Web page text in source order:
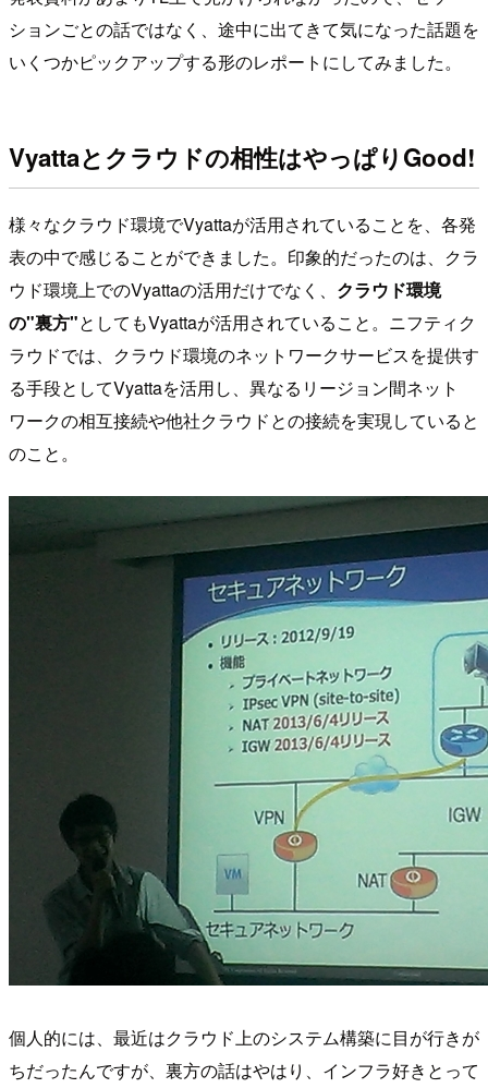
ションごとの話ではなく、途中に出てきて気になった話題を
いくつかピックアップする形のレポートにしてみました。
Vyattaとクラウドの相性はやっぱりGood!
様々なクラウド環境でVyattaが活用されていることを、各発
表の中で感じることができました。印象的だったのは、クラ
ウド環境上でのVyattaの活用だけでなく、 クラウド環境
の"裏方"としてもVyattaが活用されていること。ニフティク
ラウドでは、クラウド環境のネットワークサービスを提供す
る手段としてVyattaを活用し、異なるリージョン間ネット
ワークの相互接続や他社クラウドとの接続を実現していると
のこと。
個人的には、最近はクラウド上のシステム構築に目が行きが
ちだったんですが、裏方の話はやはり、インフラ好きとって